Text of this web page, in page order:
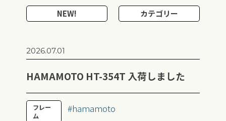
NEW! カテゴリー
2026.07.01
HAMAMOTO HT-354T 入荷しました
フレー
ム
#hamamoto